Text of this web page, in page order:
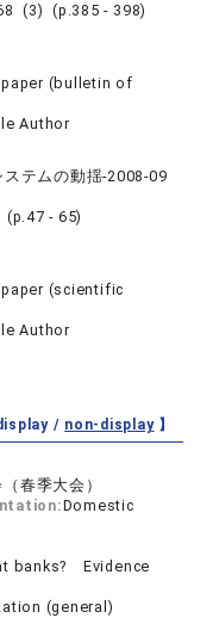
(3) (p.385 - 398)
paper (bulletin of
Author
テムの動揺-2008-09
- 65)
(scientific
Author
display / non-display】
春季大会）
Domestic
banks? Evidence
(general)